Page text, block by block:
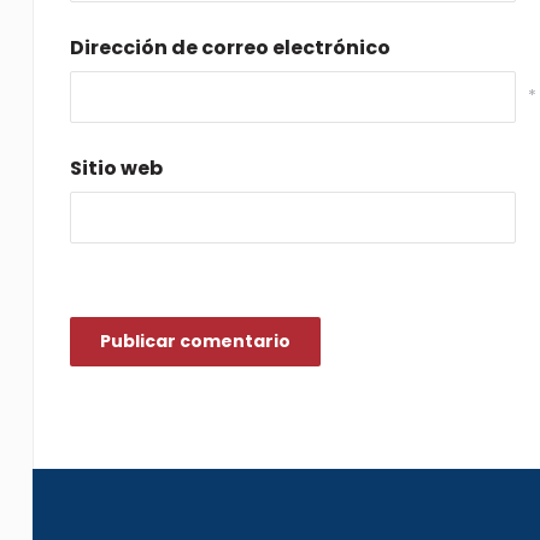
Dirección de correo electrónico
*
Sitio web